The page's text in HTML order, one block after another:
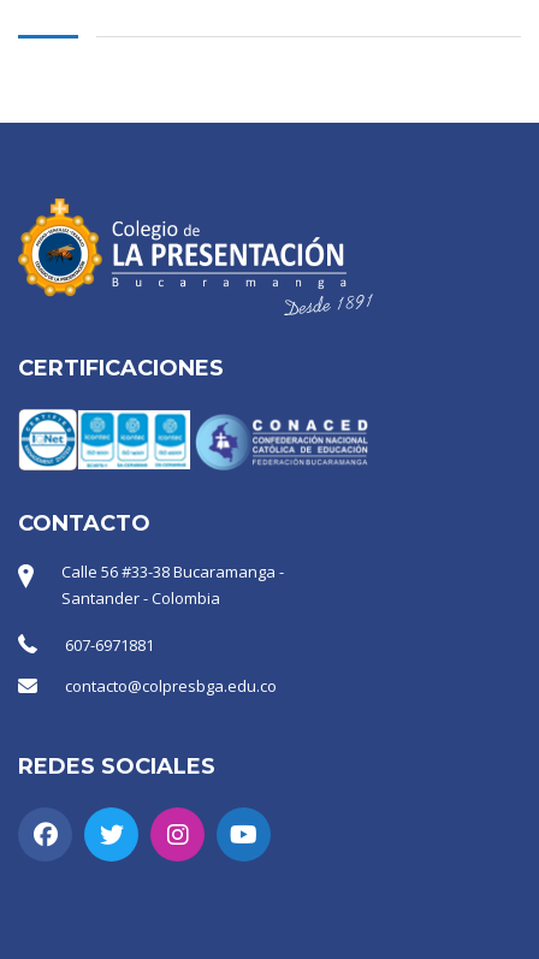
CERTIFICACIONES
CONTACTO
Calle 56 #33-38 Bucaramanga -
Santander - Colombia
607-6971881
contacto@colpresbga.edu.co
REDES SOCIALES